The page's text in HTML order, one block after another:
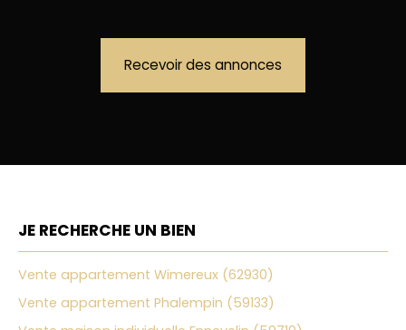
Recevoir des annonces
JE RECHERCHE UN BIEN
Vente appartement Wimereux (62930)
Vente appartement Phalempin (59133)